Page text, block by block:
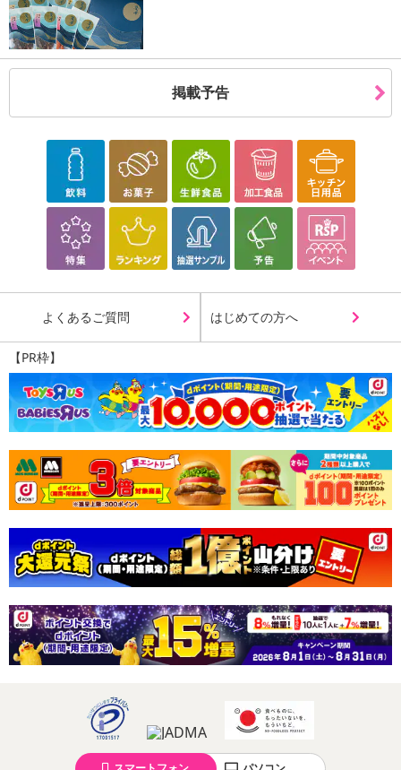
【キャンセルについて】
※お申込み後のキャンセルはお受けできません。
記載されている内容を必ずご確認いただき、お届けする商品セット
にご納得いただきましたうえでお申し込みください。
※パッケージ変更や商品リニューアル(成分など含む)等により、参考
の掲載画像や画像内のバーコードなど、お届け商品と多少異なる場
合がございます。
また、[新たな加工食品の原料原産地表示制度]の経過措置期間の終
了により、商品詳細内に記載の原産国・原材料の表記が旧表記の場
合がございます。
あらかじめご了承いただいた上でお申込みください。なお、本理由
によるお申込み後のキャンセル・返品交換は対応いたしかねます。
※送料はお試し費用に含まれております。
※d払い、PayPay、au PAY、au PAY(auかんたん決済)、ソフトバン
クまとめて支払い、楽天ペイ、メルペイ、AEON Pay、Amazon Pa
yでお支払いの場合、決済のため外部サイトへ遷移します。
※予約商品は決済手段ごとに定められた決済期限日にお支払いを完
了することがございます。ご了承いただいたうえでお申し込みくだ
さい。
発送日カレンダー
その他共通および商品カテゴリー別注意事項（※必ずご確認くだ
掲載予告
よくあるご質問 はじめての方へ
【PR枠】